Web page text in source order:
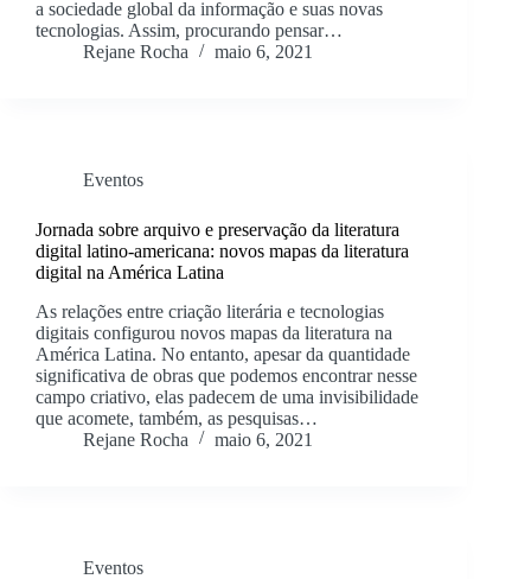
a sociedade global da informação e suas novas
tecnologias. Assim, procurando pensar…
Rejane Rocha
maio 6, 2021
Eventos
Jornada sobre arquivo e preservação da literatura
digital latino-americana: novos mapas da literatura
digital na América Latina
As relações entre criação literária e tecnologias
digitais configurou novos mapas da literatura na
América Latina. No entanto, apesar da quantidade
significativa de obras que podemos encontrar nesse
campo criativo, elas padecem de uma invisibilidade
que acomete, também, as pesquisas…
Rejane Rocha
maio 6, 2021
Eventos